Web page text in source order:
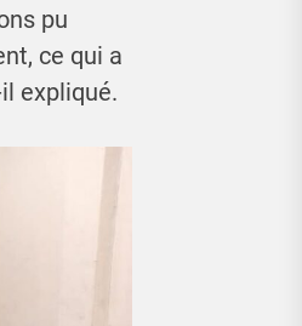
pu
ce qui a
expliqué.